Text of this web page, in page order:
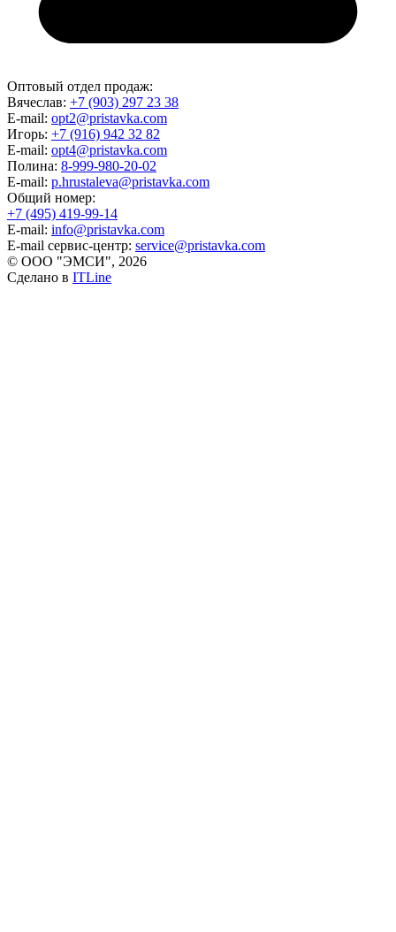
Оптовый отдел продаж:
Вячеслав: +7 (903) 297 23 38
E-mail: opt2@pristavka.com
Игорь: +7 (916) 942 32 82
E-mail: opt4@pristavka.com
Полина: 8-999-980-20-02
E-mail: p.hrustaleva@pristavka.com
Общий номер:
+7 (495) 419-99-14
E-mail: info@pristavka.com
E-mail сервис-центр: service@pristavka.com
© ООО "ЭМСИ", 2026
Сделано в ITLine